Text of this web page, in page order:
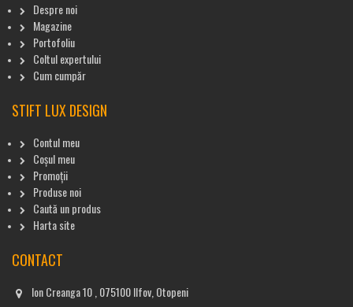
Despre noi
Magazine
Portofoliu
Coltul expertului
Cum cumpăr
STIFT LUX DESIGN
Contul meu
Coșul meu
Promoții
Produse noi
Caută un produs
Harta site
CONTACT
Ion Creanga 10 , 075100 Ilfov, Otopeni